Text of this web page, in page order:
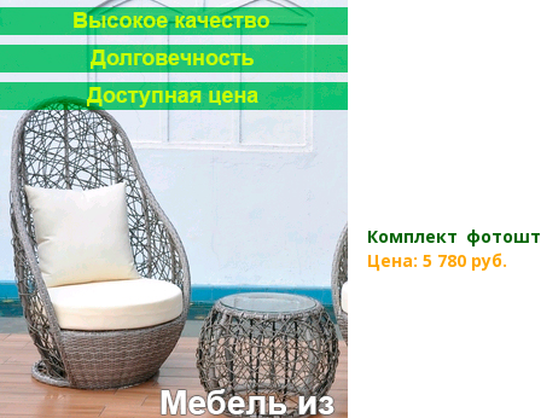
Комплект
Цена: 5 780 руб.